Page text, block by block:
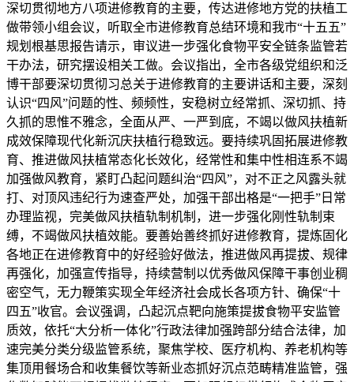
深切贯彻地方八项进修教育的主要，传达进修地方党的扶植工
做带领小组会议，听取全市进修教育总结环境和我市“十五五”
规划根基思报告请示，审议进一步强化食物平安全链条监管若
干办法，研究摆设相关工做。会议指出，全市各级党组织和泛
博干部要深切贯彻习总关于进修教育的主要讲话和主要，深刻
认识“四风”问题的性、频频性，安稳树立经常抓、深切抓、持
久抓的思惟不雅念，全面从严、一严到底，不竭以做风扶植新
成效保障现代化新沉庆扶植行稳致远。要持续巩固拓展进修教
育、推进做风扶植常态化长效化，经常性和集中性相连系不竭
加强做风教育，紧盯凸起问题纠治“四风”，对不正之风露头就
打、对顶风违纪行为速查严处，加强干部出格是“一把手”日常
办理监视，完美做风扶植轨制机制，进一步强化刚性轨制束
缚，不竭做风扶植效能。要善始善终抓好进修教育，提炼固化
各地正在进修教育中的好经验好做法，推进做风再提拔、规律
再强化，加强宣传指导，持续营制以优秀做风保障干事创业稠
密空气，无力鞭策实现全年经济社会成长各项方针、确保“十
四五”收官。会议强调，凸起沉点靶向施策提拔食物平安监管
质效，依托“大分析一体化”行政法律加强跨部分结合法律，加
速完美分类分级监管系统，聚焦学校、医疗机构、养老机构等
集顶用餐场合和收集餐饮等新业态抓好沉点范畴精准监管，强